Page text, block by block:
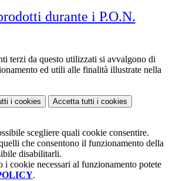
durante i P.O.N.
terzi da questo utilizzati si avvalgono di
ed utili alle finalità illustrate nella
i cookies Accetta tutti i cookies
scegliere quali cookie consentire.
che consentono il funzionamento della
disabilitarli.
i cookie necessari al funzionamento potete
.